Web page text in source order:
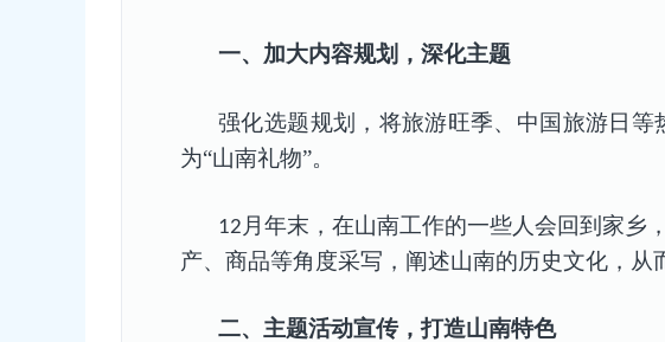
一、 加大内容规划，深化主题
强化选题规划 ，将旅游旺季、中国旅游日等
为“山南礼物”。
12 月年末，在山南工作的一些人会回到家乡
产、商品等角度采写，阐述山南的历史文化，从
二、 主题活动宣传，打造山南特色